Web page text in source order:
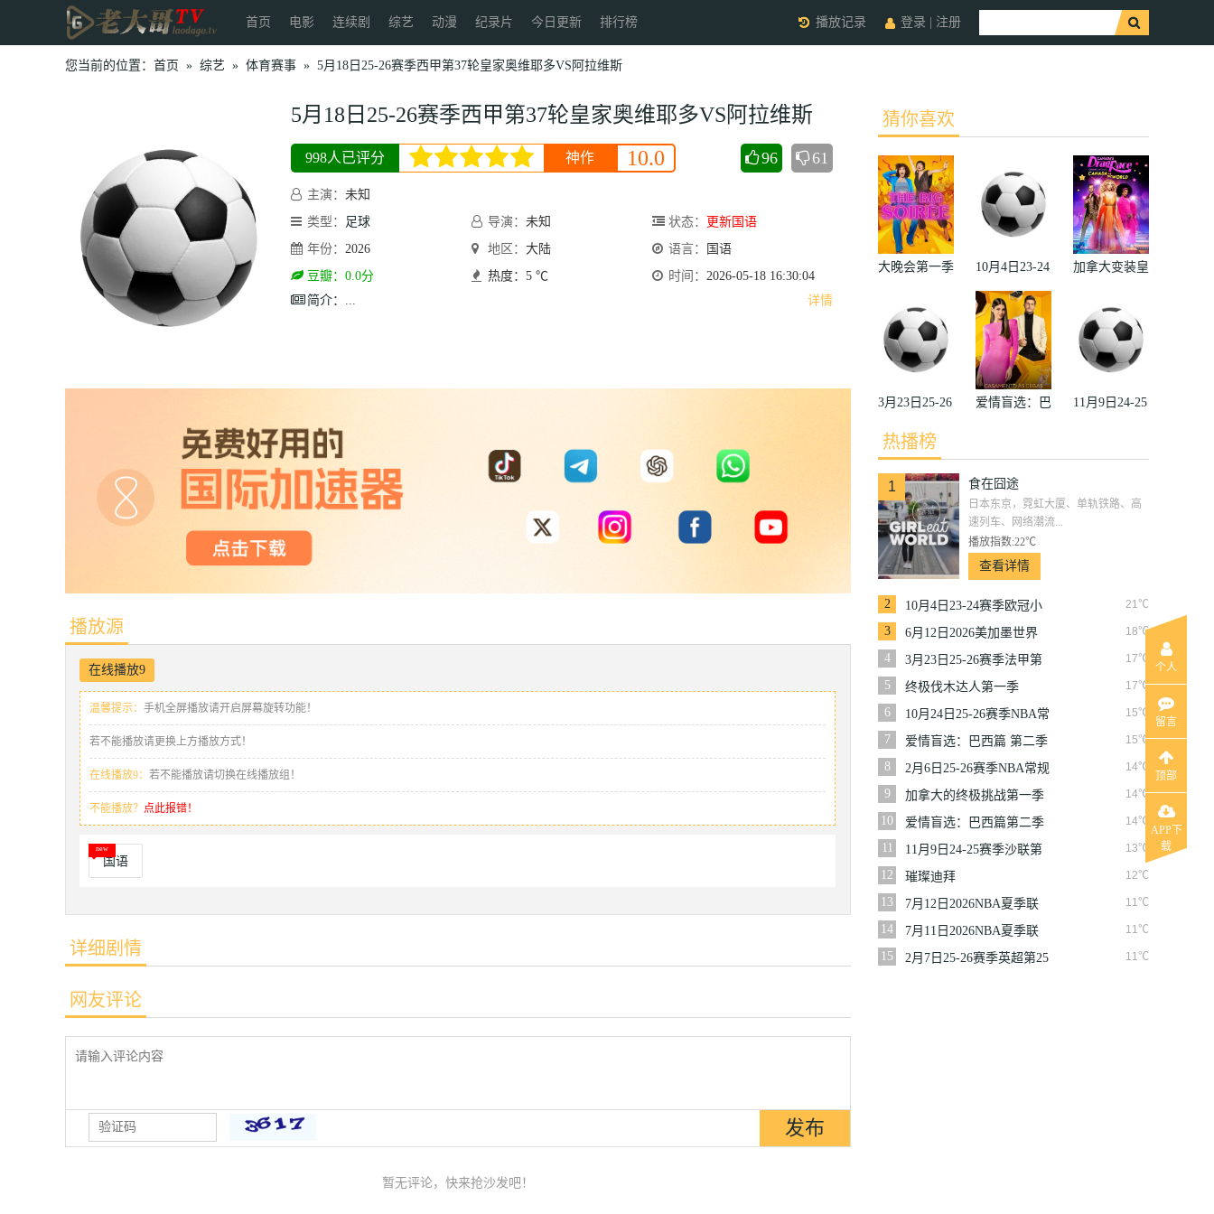
首页 电影 连续剧 综艺 动漫 纪录片 今日更新 排行榜 登录 注册
播放记录
您当前的位置： 首页 » 综艺 » 体育赛事 » 5月18日25-26赛季西甲第37轮皇家奥维耶多VS阿拉维斯
5月18日25-26赛季西甲第37轮皇家奥维耶多VS阿拉维斯
会员收藏
998人已评分 神作 10.0 96 61
主演： 未知
类型：
足球 导演： 未知 状态：
更新国语
年份： 2026 地区： 大陆 语言：
国语
豆瓣：0.0分
热度：5 ℃ 时间： 2026-05-18 16:30:04
简介：
详情
...
播放源
在线播放9
温馨提示： 手机全屏播放请开启屏幕旋转功能！
若不能播放请更换上方播放方式！
在线播放9： 若不能播放请切换在线播放组！
不能播放？ 点此报错！
国语
详细剧情
网友评论
暂无评论，快来抢沙发吧！
猜你喜欢
大晚会第一季
10月4日23-24
赛季欧冠小组
赛第2轮那不
勒斯VS皇家
马德里
加拿大变装皇
对阵世界
2022
3月23日25-26
赛季法甲第27
轮雷恩VS梅
斯
爱情盲选：巴
11月9日24-25
轮利雅得体育
利
热播榜
1 食在囧途
日本东京，霓虹大厦、单轨铁路、高
速列车、网络潮流...
播放指数:22℃
查看详情
2 21℃
10月4日23-24赛季欧冠小
组赛第2轮那不勒斯VS皇
家马德里
3 18℃
6月12日2026美加墨世界
杯小组赛韩国VS捷克
4 17℃
3月23日25-26赛季法甲第
27轮雷恩VS梅斯
5 17℃
终极伐木达人第一季
6
15℃
10月24日25-26赛季NBA常
规赛掘金VS勇士
7 15℃
爱情盲选：巴西篇 第二季
8
14℃
2月6日25-26赛季NBA常规
赛篮网VS魔术
9 14℃
加拿大的终极挑战第一季
10
14℃
爱情盲选：巴西篇第二季
11
13℃
11月9日24-25赛季沙联第
10轮利雅得体育VS利雅得
胜利
12 12℃
璀璨迪拜
13
11℃
7月12日2026NBA夏季联
赛尼克斯VS马刺
14 11℃
7月11日2026NBA夏季联
赛公牛VS灰熊
15 11℃
2月7日25-26赛季英超第25
个人
留言
顶部
APP下
载